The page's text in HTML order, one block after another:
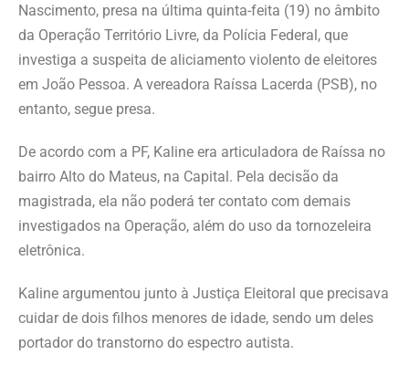
Nascimento, presa na última quinta-feita (19) no âmbito
da Operação Território Livre, da Polícia Federal, que
investiga a suspeita de aliciamento violento de eleitores
em João Pessoa. A vereadora Raíssa Lacerda (PSB), no
entanto, segue presa.
De acordo com a PF, Kaline era articuladora de Raíssa no
bairro Alto do Mateus, na Capital. Pela decisão da
magistrada, ela não poderá ter contato com demais
investigados na Operação, além do uso da tornozeleira
eletrônica.
Kaline argumentou junto à Justiça Eleitoral que precisava
cuidar de dois filhos menores de idade, sendo um deles
portador do transtorno do espectro autista.